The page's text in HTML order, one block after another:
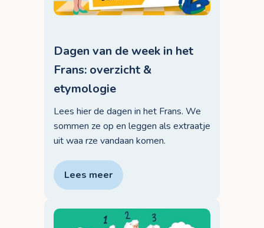
Dagen van de week in het
Frans: overzicht &
etymologie
Lees hier de dagen in het Frans. We
sommen ze op en leggen als extraatje
uit waa rze vandaan komen.
Lees meer